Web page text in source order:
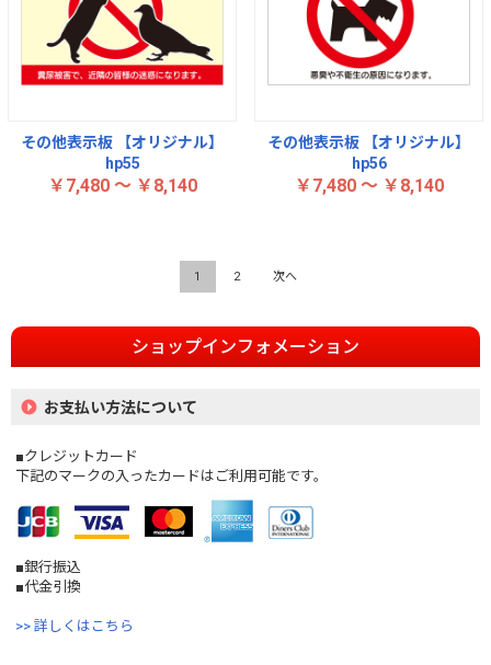
その他表示板 【オリジナル】
hp55
￥7,480 ～ ￥8,140
その他表示板 【オリジナル】
hp56
￥7,480 ～ ￥8,140
1 2 次へ
ショップインフォメーション
お支払い方法について
■クレジットカード
下記のマークの入ったカードはご利用可能です。
■銀行振込
■代金引換
>> 詳しくはこちら